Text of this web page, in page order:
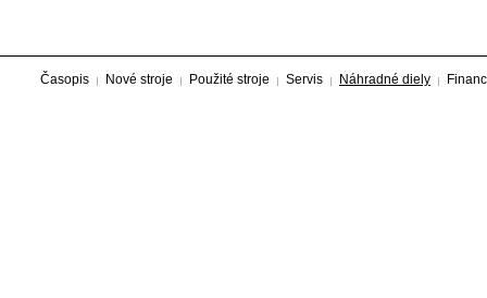
Časopis Nové stroje Použité stroje Servis Náhradné diely